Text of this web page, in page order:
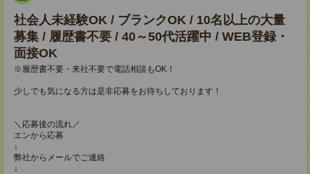
社会人未経験OK / ブランクOK / 10名以上の大量
募集 / 履歴書不要 / 40～50代活躍中 / WEB登録・
面接OK
※履歴書不要・来社不要で電話相談もOK！
少しでも気になる方は是非応募をお待ちしております！
＼応募後の流れ／
エンから応募
↓
弊社からメールでご連絡
↓